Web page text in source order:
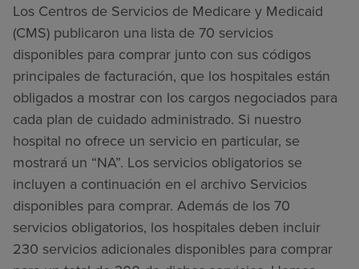
Los Centros de Servicios de Medicare y Medicaid
(CMS) publicaron una lista de 70 servicios
disponibles para comprar junto con sus códigos
principales de facturación, que los hospitales están
obligados a mostrar con los cargos negociados para
cada plan de cuidado administrado. Si nuestro
hospital no ofrece un servicio en particular, se
mostrará un “NA”. Los servicios obligatorios se
incluyen a continuación en el archivo Servicios
disponibles para comprar. Además de los 70
servicios obligatorios, los hospitales deben incluir
230 servicios adicionales disponibles para comprar